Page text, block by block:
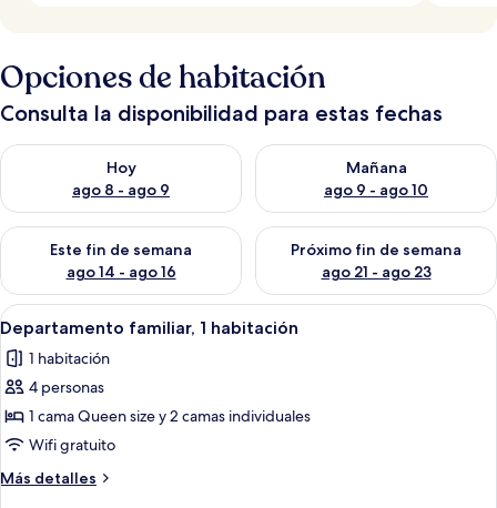
Opciones de habitación
Consulta la disponibilidad para estas fechas
Hoy
ago 8 - ago 9
Consulta la disponibilidad para hoy ago 8 - ago 9
Mañana
ago 9 - ago 10
Consulta la disponibilidad
Este fin de semana
ago 14 - ago 16
Consulta la disponibilidad para este fin de semana ago 14 -
Próximo fin de semana
ago 21 - ago 23
Consulta la disponibilidad
Abrir
todas
las
fotos
de
Departamento
familiar,
1
Una habitación moderna con una
9
Departamento familiar, 1 habitación
1 habitación
4 personas
1 cama Queen size y 2 camas individuales
Wifi gratuito
Más detalles
Más